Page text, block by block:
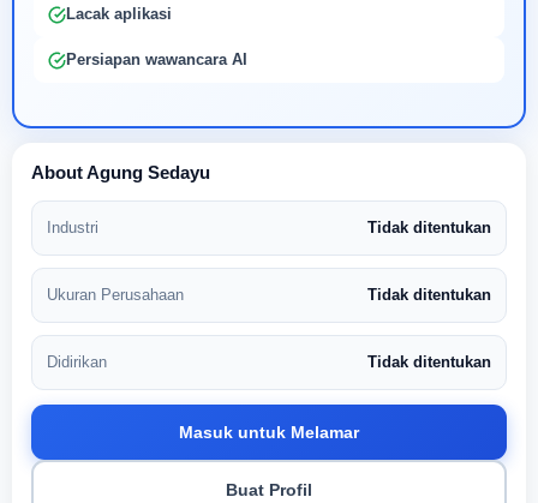
Lacak aplikasi
Persiapan wawancara AI
About Agung Sedayu
Industri Tidak ditentukan
Ukuran Perusahaan Tidak ditentukan
Didirikan Tidak ditentukan
Masuk untuk Melamar
Buat Profil